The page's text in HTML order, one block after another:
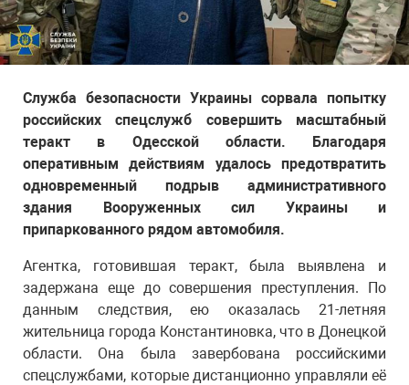
Служба безопасности Украины сорвала попытку
российских спецслужб совершить масштабный
теракт в Одесской области. Благодаря
оперативным действиям удалось предотвратить
одновременный подрыв административного
здания Вооруженных сил Украины и
припаркованного рядом автомобиля.
Агентка, готовившая теракт, была выявлена и
задержана еще до совершения преступления. По
данным следствия, ею оказалась 21-летняя
жительница города Константиновка, что в Донецкой
области. Она была завербована российскими
спецслужбами, которые дистанционно управляли её